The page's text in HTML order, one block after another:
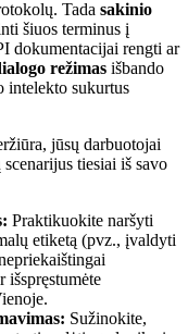
Tada sakinio
šiuos terminus į
dokumentacijai rengti ar
režimas išbando
intelekto sukurtus
jūsų darbuotojai
tiesiai iš savo
Praktikuokite naršyti
etiketą (pvz., įvaldyti
išspręstumėte
Sužinokite,